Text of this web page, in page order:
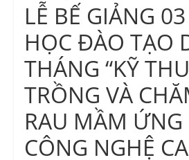
LỄ BẾ GIẢNG
HỌC ĐÀO TẠO
THÁNG “KỸ
TRỒNG VÀ
RAU MẦM ỨNG
CÔNG NGHỆ